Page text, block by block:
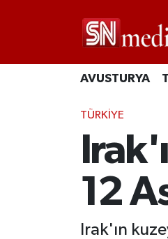
AVUSTURYA
TÜRKİYE
12
Irak'ın